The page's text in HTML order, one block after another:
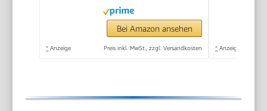
Kneten, Express-
Serve, 1,3 l
Arbeitsbehälter, 650
Bei Amazon ansehen
* Anzeige Preis inkl. MwSt., zzgl. Versandkosten * Anzeige